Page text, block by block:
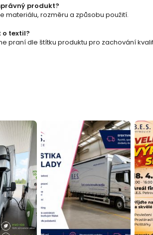
produkt?
materiálu, rozměru a způsobu použití.
o textil?
praní dle štítku produktu pro zachování